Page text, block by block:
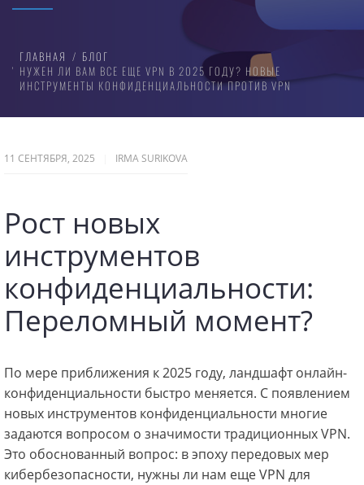
ГЛАВНАЯ
БЛОГ
НУЖЕН ЛИ ВАМ ВСЕ ЕЩЕ VPN В 2025 ГОДУ? НОВЫЕ
ИНСТРУМЕНТЫ КОНФИДЕНЦИАЛЬНОСТИ ПРОТИВ VPN
11 СЕНТЯБРЯ, 2025 IRMA SURIKOVA
Рост новых
инструментов
конфиденциальности:
Переломный момент?
По мере приближения к 2025 году, ландшафт онлайн-
конфиденциальности быстро меняется. С появлением
новых инструментов конфиденциальности многие
задаются вопросом о значимости традиционных VPN.
Это обоснованный вопрос: в эпоху передовых мер
кибербезопасности, нужны ли нам еще VPN для